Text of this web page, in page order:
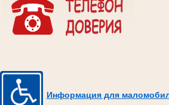
Информация для